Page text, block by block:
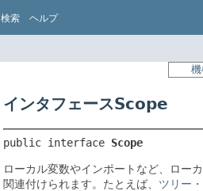
検索 ヘルプ
インタフェースScope
public interface Scope
ローカル変数やインポートなど、ロー
関連付けられます。たとえば、 ツリー